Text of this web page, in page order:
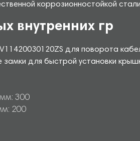
коррозионностойкой
внутренних гр
для поворота
для быстрой установки
мм: 300
200